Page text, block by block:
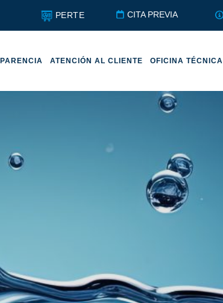
PERTE CITA PREVIA
ATENCIÓN AL CLIENTE OFICINA TÉCNICA